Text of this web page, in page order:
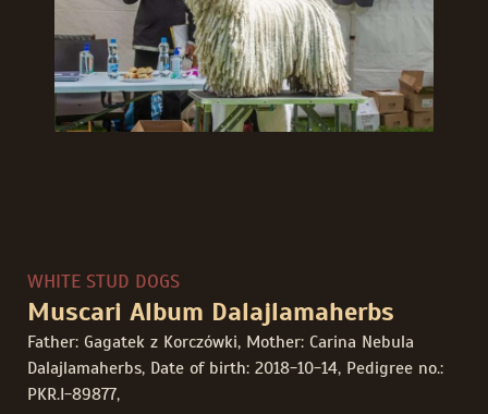
WHITE STUD DOGS
Muscari Album Dalajlamaherbs
Father: Gagatek z Korczówki, Mother: Carina Nebula
Dalajlamaherbs, Date of birth: 2018-10-14, Pedigree no.:
PKR.I-89877,